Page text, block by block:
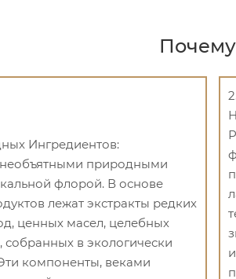
Ингредиентов:
необъятными природными
флорой. В основе
лежат экстракты редких
ценных масел, целебных
собранных в экологически
компоненты, веками